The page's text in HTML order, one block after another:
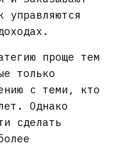
проще тем
только
с теми, кто
Однако
сделать